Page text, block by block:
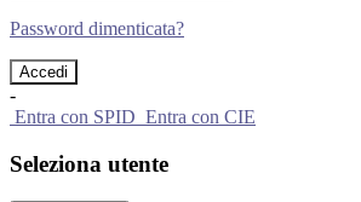
Password dimenticata?
-
Entra con SPID Entra con CIE
Seleziona utente